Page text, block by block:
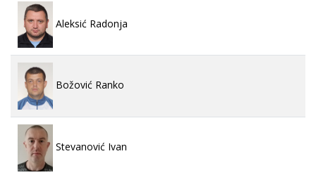
Aleksić Radonja
Božović Ranko
Stevanović Ivan